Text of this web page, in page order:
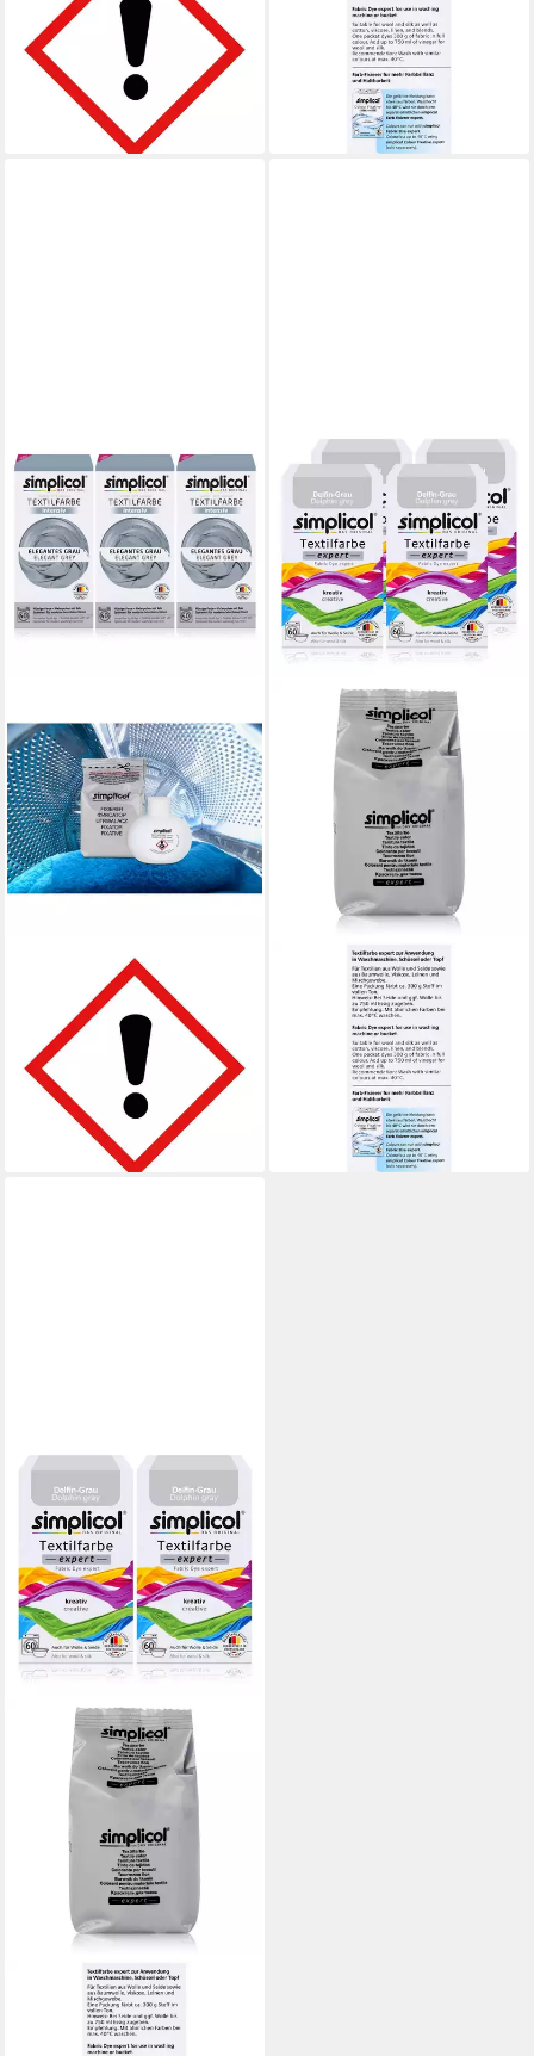
Grau - Einfaches Färben (4er
31,75 €
(52,92 €/ 1 l)
lieferbar - in 3-4 Werktagen bei dir
150g - Farbe zum Färben
(30,01 €/ 1 kg)
lieferbar - in 3-4 Werktagen bei dir
Textilfarbe Simplicol
Textilfarbe intensiv Elegantes-
Grau - Einfaches Färben (3er
25,81 €
(57,36 €/ 1 l)
lieferbar - in 3-4 Werktagen bei dir
SIMPLICOL
Textilfarbe Simplicol
Textilfarbe expert Delfin-Grau
150g - Farbe zum Färben
(32,72 €/ 1 kg)
lieferbar - in 3-4 Werktagen bei dir
SIMPLICOL
Textilfarbe Simplicol
Textilfarbe expert Delfin-Grau